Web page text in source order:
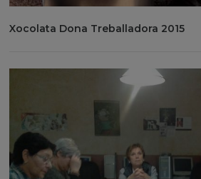
Xocolata Dona Treballadora 2015